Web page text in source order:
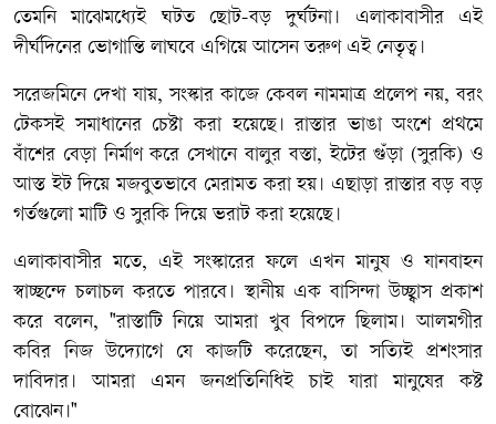
তেমনি মাঝেমধ্যেই ঘটত ছোট-বড় দুর্ঘটনা। এলাকাবাসীর এই
দীর্ঘদিনের ভোগান্তি লাঘবে এগিয়ে আসেন তরুণ এই নেতৃত্ব।
সরেজমিনে দেখা যায়, সংস্কার কাজে কেবল নামমাত্র প্রলেপ নয়, বরং
টেকসই সমাধানের চেষ্টা করা হয়েছে। রাস্তার ভাঙা অংশে প্রথমে
বাঁশের বেড়া নির্মাণ করে সেখানে বালুর বস্তা, ইটের গুঁড়া (সুরকি) ও
আস্ত ইট দিয়ে মজবুতভাবে মেরামত করা হয়। এছাড়া রাস্তার বড় বড়
গর্তগুলো মাটি ও সুরকি দিয়ে ভরাট করা হয়েছে।
এলাকাবাসীর মতে, এই সংস্কারের ফলে এখন মানুষ ও যানবাহন
স্বাচ্ছন্দে চলাচল করতে পারবে। স্থানীয় এক বাসিন্দা উচ্ছ্বাস প্রকাশ
করে বলেন, "রাস্তাটি নিয়ে আমরা খুব বিপদে ছিলাম। আলমগীর
কবির নিজ উদ্যোগে যে কাজটি করেছেন, তা সত্যিই প্রশংসার
দাবিদার। আমরা এমন জনপ্রতিনিধিই চাই যারা মানুষের কষ্ট
বোঝেন।"